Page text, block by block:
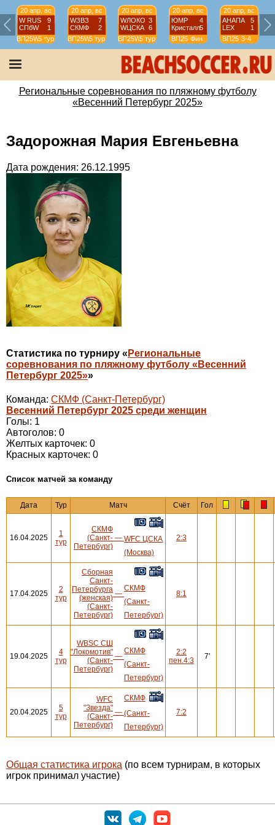
20 апр, вс
W RUS
9
СПбW
1
ВП25W5 тур
20 апр, вс
WЗВЗ
7
СКМФ
2
ВП25W5 тур
20 апр, вс
WЛОКО 3
WЦСКА
6
ВП25W5 тур
20 апр, вс
ЮМР
4
Кристалл5
ВП25 Фин
20 апр, вс
АНАПА
5
LEX
1
ВП25 3-4
Региональные соревнования по пляжному футболу
«Весенний Петербург 2025»
Задорожная Мария Евгеньевна
Дата рождения: 26.12.1995
Статистика по турниру « Региональные
соревнования по пляжному футболу «Весенний
Петербург 2025»»
Команда: СКМФ (Санкт-Петербург)
Весенний Петербург 2025 среди женщин
Голы: 1
Автоголов: 0
Желтых карточек: 0
Красных карточек: 0
Cписок матчей за команду
Дата Тур Матч Счёт Гол
16.04.2025
1
тур
СКМФ
(Санкт-
Петербург)
— WFC ЦСКА
(Москва)
2:3
17.04.2025
2
тур
Сборная
Санкт-
Петербурга
(женская)
(Санкт-
Петербург)
—
СКМФ
(Санкт-
Петербург)
8:1
19.04.2025
4
тур
WBSC СШ
"Локомотив"
(Санкт-
Петербург)
—
СКМФ
(Санкт-
Петербург)
2:2
пен.4:3
7'
20.04.2025
5
тур
WFC
"Звезда"
(Санкт-
Петербург)
—
СКМФ
(Санкт-
Петербург)
7:2
Общая статистика игрока (по всем турнирам, в которых
игрок принимал участие)